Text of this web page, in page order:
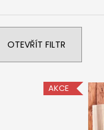
OTEVŘÍT FILTR
AKCE